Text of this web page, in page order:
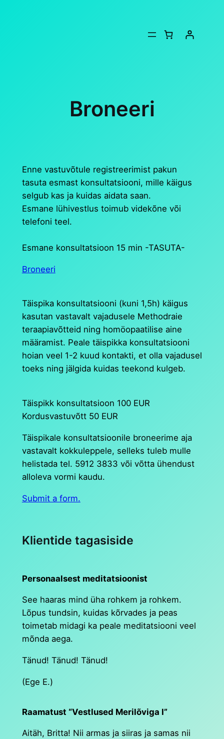
Broneeri
Enne vastuvõtule registreerimist pakun
tasuta esmast konsultatsiooni, mille käigus
selgub kas ja kuidas aidata saan.
​Esmane lühivestlus toimub videkõne või
telefoni teel.
Esmane konsultatsioon 15 min -TASUTA-
Broneeri
Täispika konsultatsiooni (kuni 1,5h) käigus
kasutan vastavalt vajadusele Methodraie
teraapiavõtteid ning homöopaatilise aine
määramist. Peale täispikka konsultatsiooni
hoian veel 1-2 kuud kontakti, et olla vajadusel
toeks ning jälgida kuidas teekond kulgeb.
Täispikk konsultatsioon 100 EUR
​Kordusvastuvõtt 50 EUR
Täispikale konsultatsioonile broneerime aja
vastavalt kokkuleppele, selleks tuleb mulle
helistada tel. 5912 3833 või võtta ühendust
alloleva vormi kaudu.
Submit a form.
Klientide tagasiside
Personaalsest meditatsioonist
See haaras mind üha rohkem ja rohkem.
Lõpus tundsin, kuidas kõrvades ja peas
toimetab midagi ka peale meditatsiooni veel
mõnda aega.
Tänud! Tänud! Tänud!
(Ege E.)
Raamatust “Vestlused Merilõviga I”
Aitäh, Britta! Nii armas ja siiras ja samas nii